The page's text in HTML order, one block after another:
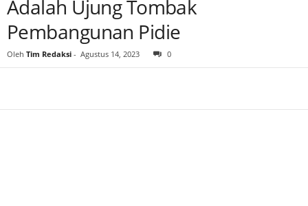
Adalah Ujung Tombak
Pembangunan Pidie
Oleh Tim Redaksi - Agustus 14, 2023 0